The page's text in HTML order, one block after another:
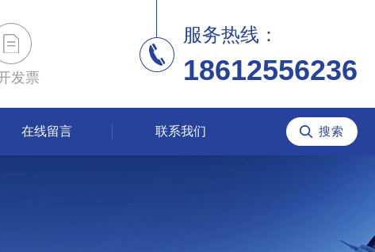
发票
服务热线：
18612556236
在线留言 联系我们